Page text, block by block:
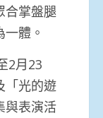
合掌盤腿
體。
2月23
「光的遊
與表演活